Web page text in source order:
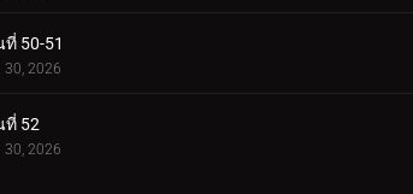
50-51
30, 2026
ที่ 52
30, 2026